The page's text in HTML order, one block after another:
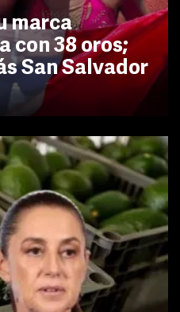
marca
con 38 oros;
San Salvador